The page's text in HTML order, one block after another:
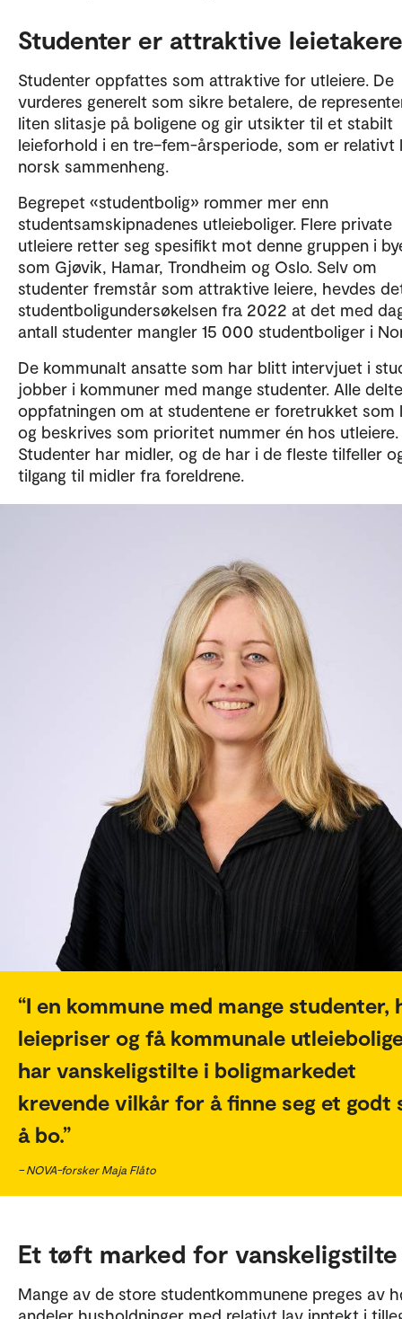
Studenter er attraktive leietakere
Studenter oppfattes som attraktive for utleiere. De
vurderes generelt som sikre betalere, de
liten slitasje på boligene og gir utsikter til et stabilt
leieforhold i en tre–fem-årsperiode, som er relativt
norsk sammenheng.
Begrepet «studentbolig» rommer mer enn
studentsamskipnadenes utleieboliger. Flere private
utleiere retter seg spesifikt mot denne gruppen i
som Gjøvik, Hamar, Trondheim og Oslo. Selv om
studenter fremstår som attraktive leiere, hevdes
studentboligundersøkelsen fra 2022 at det med
antall studenter mangler 15 000 studentboliger i
De kommunalt ansatte som har blitt intervjuet i
jobber i kommuner med mange studenter. Alle delte
oppfatningen om at studentene er foretrukket som
og beskrives som prioritet nummer én hos utleiere.
Studenter har midler, og de har i de fleste tilfeller
tilgang til midler fra foreldrene.
I en kommune med mange studenter,
leiepriser og få kommunale
har vanskeligstilte i boligmarkedet
krevende vilkår for å finne seg et godt
å bo.
– NOVA-forsker Maja Flåto
Et tøft marked for vanskeligstilte
Mange av de store studentkommunene preges av